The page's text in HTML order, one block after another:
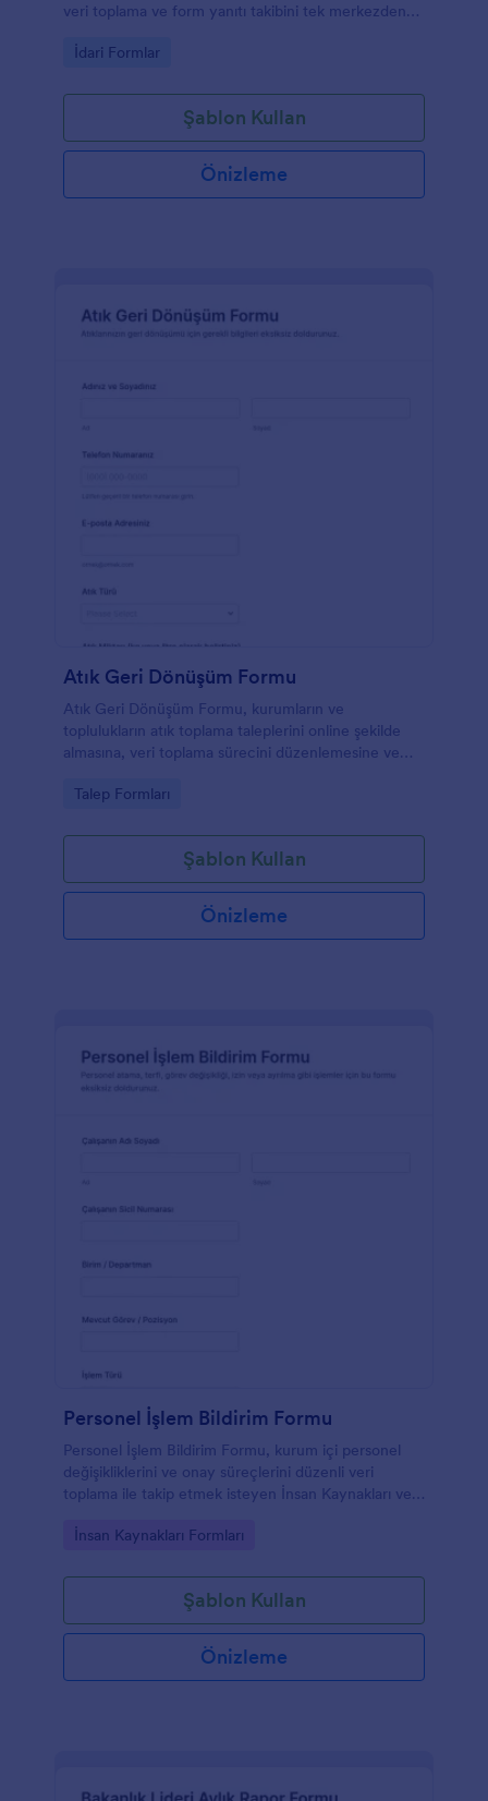
veri toplama ve form yanıtı takibini tek merkezden
Go to Category:
İdari Formlar
Şablon Kullan
Önizleme
Atık Geri Dönüşüm Formu
Atık Geri Dönüşüm Formu, kurumların ve
toplulukların atık toplama taleplerini online şekilde
almasına, veri toplama sürecini düzenlemesine ve
olur.
Go to Category:
Talep Formları
Şablon Kullan
Önizleme
Personel İşlem Bildirim Formu
Personel İşlem Bildirim Formu, kurum içi personel
değişikliklerini ve onay süreçlerini düzenli veri
toplama ile takip etmek isteyen İnsan Kaynakları ve
Go to Category:
İnsan Kaynakları Formları
Şablon Kullan
Önizleme